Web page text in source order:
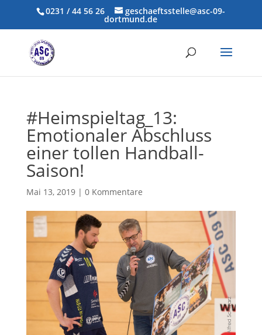
0231 / 44 56 26 geschaeftsstelle@asc-09-
dortmund.de
#Heimspieltag_13:
Emotionaler Abschluss
einer tollen Handball-
Saison!
Mai 13, 2019| 0 Kommentare